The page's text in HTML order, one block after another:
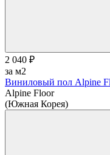
2 040 ₽
за м2
Виниловый пол Alpine
Alpine Floor
(Южная Корея)